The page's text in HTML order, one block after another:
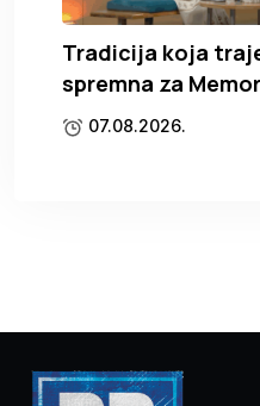
Tradicija koja
spremna za
07.08.2026.